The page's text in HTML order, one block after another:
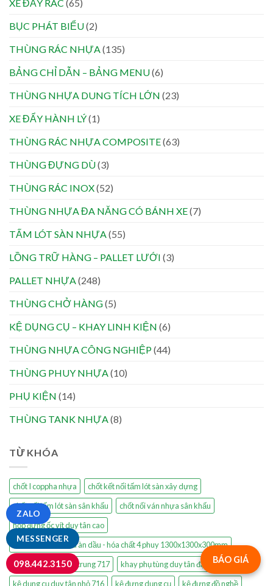
XE ĐẨY RÁC (65)
BỤC PHÁT BIỂU(2)
THÙNG RÁC NHỰA (135)
BẢNG CHỈ DẪN – BẢNG MENU(6)
THÙNG NHỰA DUNG TÍCH LỚN (23)
XE ĐẨY HÀNH LÝ(1)
THÙNG RÁC NHỰA COMPOSITE(63)
THÙNG ĐỰNG DÙ(3)
THÙNG RÁC INOX(52)
THÙNG NHỰA ĐA NĂNG CÓ BÁNH XE(7)
TẤM LÓT SÀN NHỰA (55)
LỒNG TRỮ HÀNG – PALLET LƯỚI (3)
PALLET NHỰA (248)
THÙNG CHỞ HÀNG(5)
KỆ DỤNG CỤ – KHAY LINH KIỆN (6)
THÙNG NHỰA CÔNG NGHIỆP(44)
THÙNG PHUY NHỰA (10)
PHỤ KIỆN (14)
THÙNG TANK NHỰA (8)
TỪ KHÓA
chốt I coppha nhựa
chốt kết nối tấm lót sàn xây dựng
chốt nối tấm lót sàn sân khấu
chốt nối ván nhựa sân khấu
hộp đựng ốc vít duy tân cao
khay nhựa chống tràn dầu - hóa chất 4 phuy 1300x1300x300mm
khay nhựa duy tân trung 717
khay phụ tùng duy tân đại 719
kệ dụng cụ duy tân nhỏ 716
kệ đựng dụng cụ kệ đựng đồ nghề
BÁO GIÁ
MESSENGER
ZALO
098.442.3150